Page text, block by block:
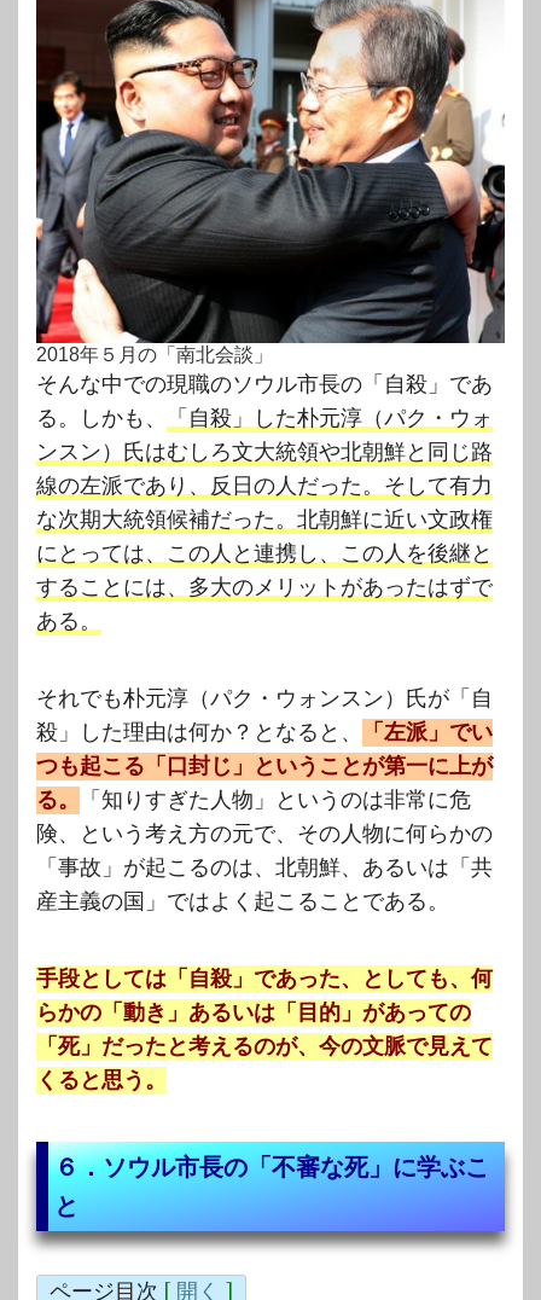
2018年５月の「南北会談」
そんな中での現職のソウル市長の「自殺」であ
る。しかも、
「自殺」した朴元淳（パク・ウォ
ンスン）氏はむしろ文大統領や北朝鮮と同じ路
線の左派であり、反日の人だった。そして有力
な次期大統領候補だった。北朝鮮に近い文政権
にとっては、この人と連携し、この人を後継と
することには、多大のメリットがあったはずで
ある。
それでも朴元淳（パク・ウォンスン）氏が「自
殺」した理由は何か？となると、
「左派」でい
つも起こる「口封じ」ということが第一に上が
る。
「知りすぎた人物」というのは非常に危
険、という考え方の元で、その人物に何らかの
「事故」が起こるのは、北朝鮮、あるいは「共
産主義の国」ではよく起こることである。
手段としては「自殺」であった、としても、何
らかの「動き」あるいは「目的」があっての
「死」だったと考えるのが、今の文脈で見えて
くると思う。
６．ソウル市長の「不審な死」に学ぶこ
と
ページ目次 [ 開く ]